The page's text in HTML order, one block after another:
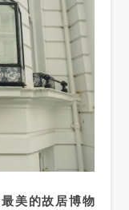
最美的故居博物